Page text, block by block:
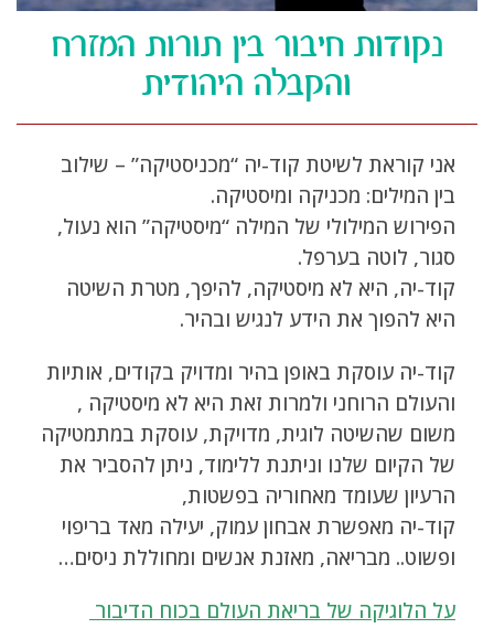
נקודות חיבור בין תורות המזרח
והקבלה היהודית
אני קוראת לשיטת קוד-יה “מכניסטיקה” – שילוב
בין המילים: מכניקה ומיסטיקה.
הפירוש המילולי של המילה “מיסטיקה” הוא נעול,
סגור, לוטה בערפל.
קוד-יה, היא לא מיסטיקה, להיפך, מטרת השיטה
היא להפוך את הידע לנגיש ובהיר.
קוד-יה עוסקת באופן בהיר ומדויק בקודים, אותיות
והעולם הרוחני ולמרות זאת היא לא מיסטיקה ,
משום שהשיטה לוגית, מדויקת, עוסקת במתמטיקה
של הקיום שלנו וניתנת ללימוד, ניתן להסביר את
הרעיון שעומד מאחוריה בפשטות,
קוד-יה מאפשרת אבחון עמוק, יעילה מאד בריפוי
ופשוט.. מבריאה, מאזנת אנשים ומחוללת ניסים…
על הלוגיקה של בריאת העולם בכוח הדיבור